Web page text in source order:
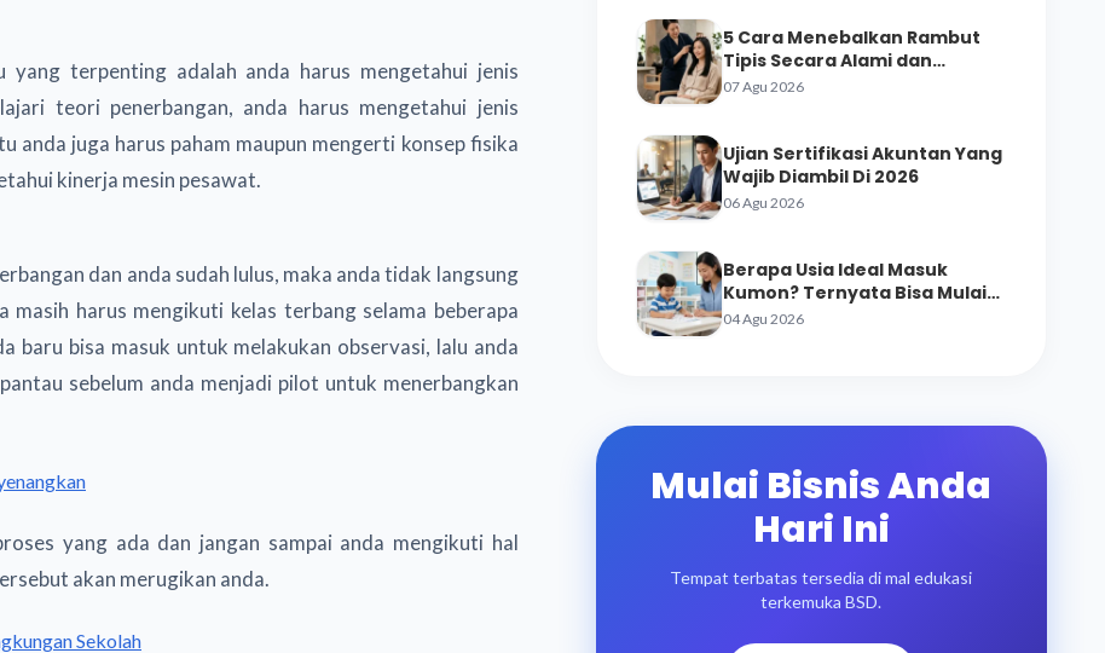
terpenting adalah anda harus mengetahui jenis
teori penerbangan, anda harus mengetahui jenis
anda juga harus paham maupun mengerti konsep fisika
kinerja mesin pesawat.
dan anda sudah lulus, maka anda tidak langsung
masih harus mengikuti kelas terbang selama beberapa
baru bisa masuk untuk melakukan observasi, lalu anda
sebelum anda menjadi pilot untuk menerbangkan
yang ada dan jangan sampai anda mengikuti hal
akan merugikan anda.
Sekolah
5 Cara Menebalkan Rambut
Tipis Secara Alami dan
Perawatan Salon
07 Agu 2026
Ujian Sertifikasi Akuntan Yang
Wajib Diambil Di 2026
06 Agu 2026
Berapa Usia Ideal Masuk
Kumon? Ternyata Bisa Mulai
dari Prasekolah
04 Agu 2026
Mulai Bisnis Anda
Hari Ini
Tempat terbatas tersedia di mal edukasi
terkemuka BSD.